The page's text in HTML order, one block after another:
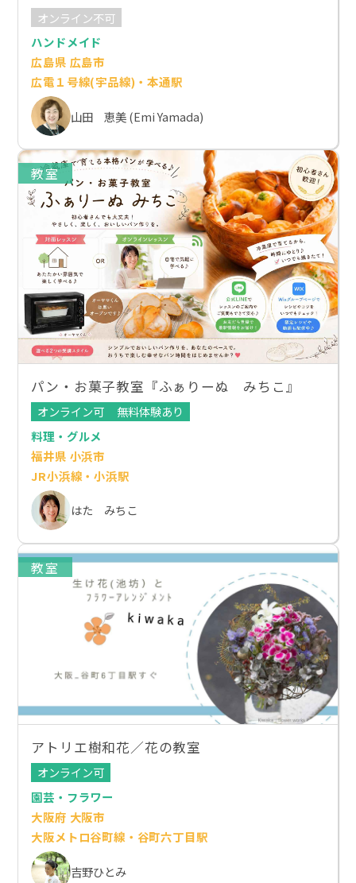
オンライン不可
ハンドメイド
広島県 広島市
広電１号線(宇品線)・本通駅
山田 恵美 (Emi Yamada)
教室
パン・お菓子教室『ふぁりーぬ みちこ』
オンライン可
無料体験あり
料理・グルメ
福井県 小浜市
JR小浜線・小浜駅
はた みちこ
教室
アトリエ樹和花／花の教室
オンライン可
園芸・フラワー
大阪府 大阪市
大阪メトロ谷町線・谷町六丁目駅
吉野ひとみ